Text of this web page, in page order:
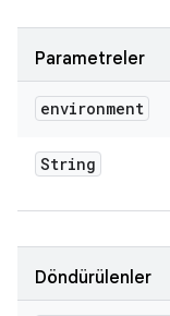
Parametreler
environment
String
Döndürülenler